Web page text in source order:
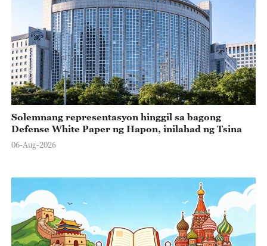
Solemnang representasyon hinggil sa bagong
Defense White Paper ng Hapon, inilahad ng Tsina
06-Aug-2026